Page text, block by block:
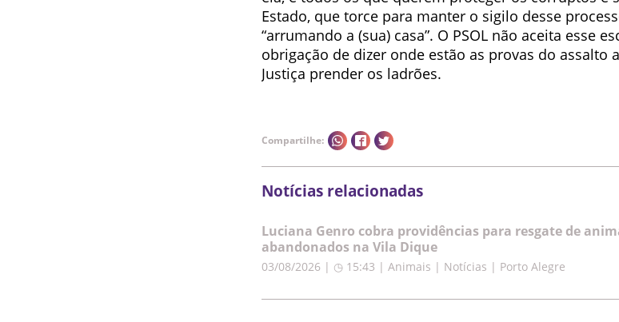
Estado, que torce para manter o sigilo desse
“arrumando a (sua) casa”. O PSOL não aceita esse
obrigação de dizer onde estão as provas do assalto
Justiça prender os ladrões.
Compartilhe:
Notícias relacionadas
Luciana Genro cobra providências para resgate de
abandonados na Vila Dique
03/08/2026 | ◷ 15:43 | Animais | Notícias | Porto Alegre